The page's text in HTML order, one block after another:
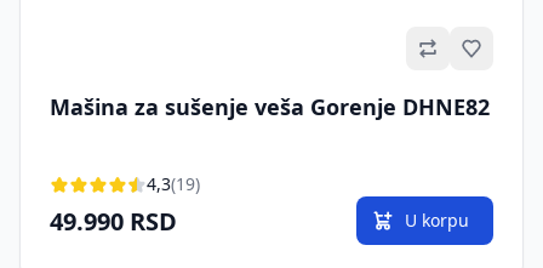
Mašina za sušenje veša Gorenje DHNE82
4,3(19)
49.990 RSD U korpu